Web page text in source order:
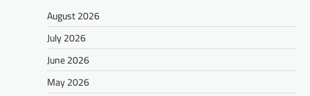
August 2026
July 2026
June 2026
May 2026